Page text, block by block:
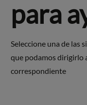
para
Seleccione una de las
que podamos dirigirlo
correspondiente